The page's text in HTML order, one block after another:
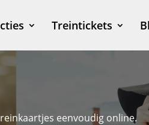
Treintickets
eenvoudig online.